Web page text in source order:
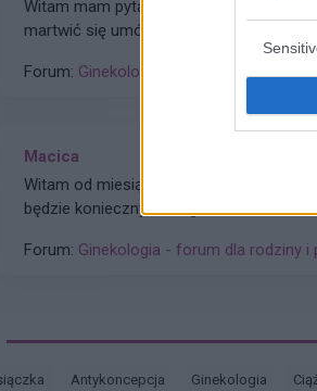
Witam mam pytanie bo zrobil mi się
martwić się umówić do swojego
Forum: Ginekologia - specjalista radzi,
Macica
Witam od miesiąca wystaje mi coś z
będzie konieczny zabieg
Forum: Ginekologia - forum dla rodziny i
antykoncepcja ginekologia